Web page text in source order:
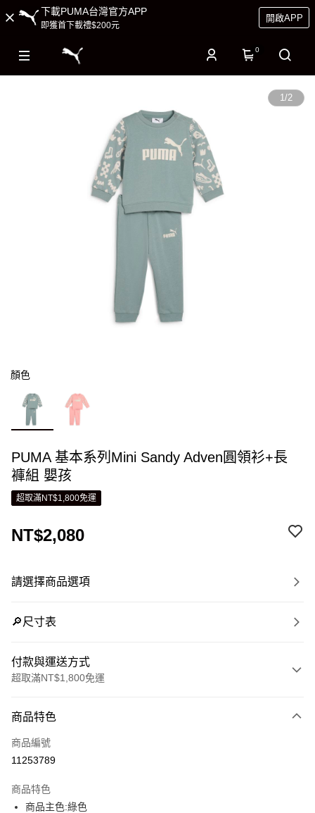
下載PUMA台灣官方APP
即獲首下載禮$200元
開啟APP
0
1/2
顏色
PUMA 基本系列Mini Sandy Adven圓領衫+長
褲組 嬰孩
超取滿NT$1,800免運
NT$2,080
請選擇商品選項
🔎尺寸表
付款與運送方式
超取滿NT$1,800免運
信用卡一次付款
LINE Pay
街口支付
商品特色
商品編號
11253789
商品特色
商品主色:綠色